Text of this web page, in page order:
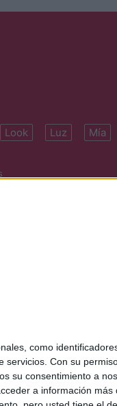
como
servicios. Con su
su consentimiento a
a información
Look Luz Mía